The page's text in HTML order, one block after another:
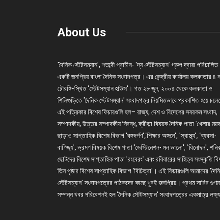
About Us
'দৈনিক স্টেটসম্যান', শতাব্দী প্রাচীন- 'দ্য স্টেটসম্যান' গ্রুপ দ্বারা পরিচালিত
একটি জনপ্রিয় বাংলা দৈনিক সংবাদপত্র। এর কেন্দ্রীয় কার্যালয় কলকাতার ৪
চৌরঙ্গি-স্থিত 'স্টেটসম্যান হাউস'। গত ২৮ জুন, ২০০৪ থেকে কলকাতা ও
শিলিগুড়িতে 'দৈনিক স্টেটসম্যান' সংবাদপত্র নিয়মিতভাবে প্রকাশিত হয়ে
এই পত্রিকার বিশেষ ফিচারগুলি হল– রাজ্য, দেশ ও বিদেশের সবরকম সংবাদ,
সম্পাদকীয়, উত্তর সম্পাদকীয় নিবন্ধ, ক্রীড়া বিষয়ক দৈনিক পাতা 'খেলার
ছাড়াও সাপ্তাহিক বিশেষ বিভাগ 'বঙ্গদর্পণ','শিক্ষার অঙ্গনে', 'স্বাস্থ্য', 'ব্যবসা-
বাণিজ্য', ভ্রমণ বিষয়ক বিশেষ পাতা 'ডেস্টিনেশন- মন ভালো', 'বিনোদন',
ছোটদের বিশেষ সাপ্তাহিক পাতা 'রংবেরং' এবং রবিবারের সাহিত্য সংস্কৃতি
তিন পৃষ্ঠার বিশেষ সাপ্তাহিক বিভাগ 'বিচিত্রা'। এই ফিচারগুলি আমাদের
স্টেটসম্যান' সংবাদপত্রের পাঠকদের কাছে খুবই জনপ্রিয়। প্রথম সারির
সম্পন্ন খবর পরিবেশনই হল 'দৈনিক স্টেটসম্যান' সংবাদপত্রের একমাত্র